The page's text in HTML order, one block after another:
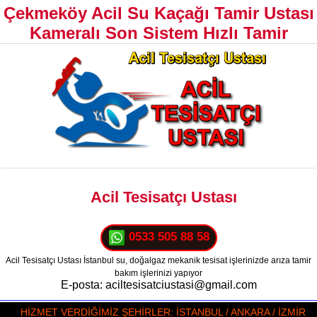
Çekmeköy Acil Su Kaçağı Tamir Ustası
Kameralı Son Sistem Hızlı Tamir
Acil Tesisatçı Ustası
0533 505 88 58
Acil Tesisatçı Ustası İstanbul su, doğalgaz mekanik tesisat işlerinizde arıza tamir
bakım işlerinizi yapıyor
E-posta: aciltesisatciustasi@gmail.com
HİZMET VERDİĞİMİZ ŞEHİRLER: İSTANBUL / ANKARA / İZMİR